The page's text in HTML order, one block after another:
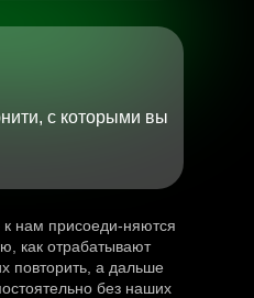
нам присоеди-няются
как отрабатывают
повторить, а дальше
без наших
с которыми вы